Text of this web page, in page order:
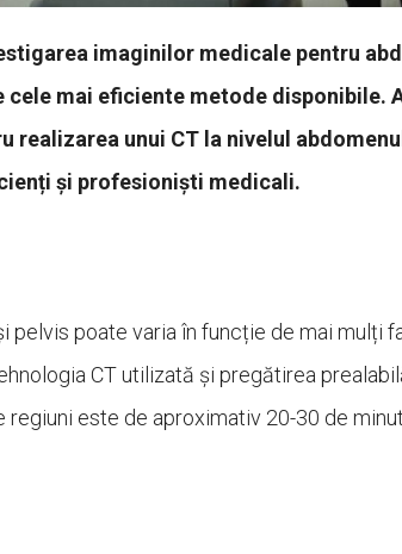
imaginilor medicale pentru
mai eficiente metode disponibile.
realizarea unui CT la nivelul
și profesioniști medicali.
pelvis poate varia în funcție de mai mulți
CT utilizată și pregătirea
regiuni este de aproximativ 20-30 de